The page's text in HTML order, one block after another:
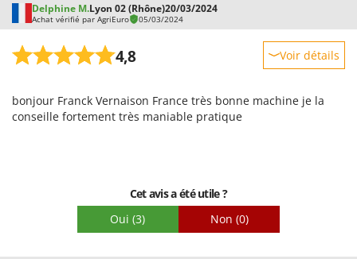
Delphine M.Lyon 02 (Rhône)20/03/2024
Achat vérifié par AgriEuro 05/03/2024
4,8 Voir détails
Prestations
bonjour Franck Vernaison France très bonne machine je la
conseille fortement très maniable pratique
Cet avis a été utile ?
Oui (3) Non (0)